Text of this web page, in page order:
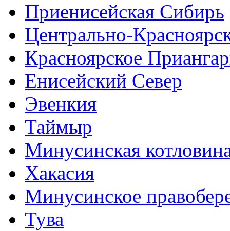
Приенисейская Сибирь
Центрально-
Красноярское
Енисейский Север
Эвенкия
Таймыр
Минусинская
Хакасия
Минусинское
Тува